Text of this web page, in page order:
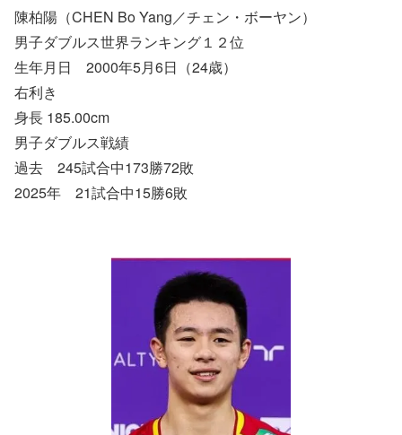
陳柏陽（CHEN Bo Yang／チェン・ボーヤン）
男子ダブルス世界ランキング１２位
生年月日 2000年5月6日（24歳）
右利き
身長 185.00cm
男子ダブルス戦績
過去 245試合中173勝72敗
2025年 21試合中15勝6敗